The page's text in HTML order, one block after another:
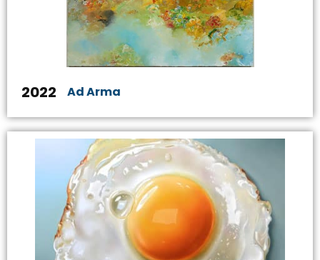
2022 Ad Arma